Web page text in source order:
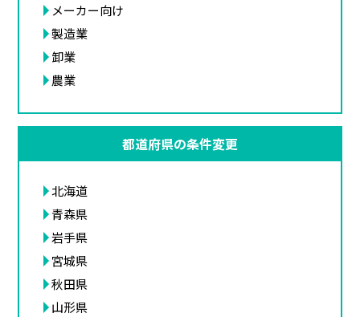
メーカー向け
製造業
卸業
農業
都道府県の条件変更
北海道
青森県
岩手県
宮城県
秋田県
山形県